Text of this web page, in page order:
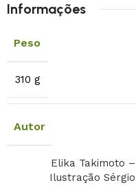
Informações
Peso
310 g
Autor
Elika Takimoto –
Ilustração Sérgio